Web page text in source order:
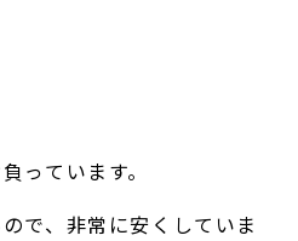
っています。
で、非常に安くしていま